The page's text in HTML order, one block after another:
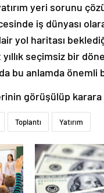
yeri sorunu
iş dünyası
yol haritası
seçimsiz bir
bu anlamda önemli
görüşülüp karara
Toplantı Yatırım